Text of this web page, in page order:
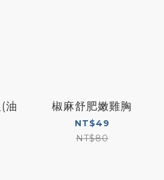
油
椒麻舒肥嫩雞胸
NT$49
NT$80